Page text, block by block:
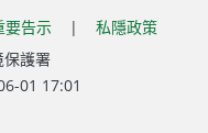
要告示 |
私隱政策
護署
01 17:01